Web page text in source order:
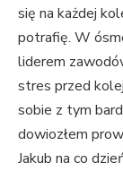
się na każdej
potrafię. W
liderem
stres przed
sobie z tym
dowiozłem
Jakub na co